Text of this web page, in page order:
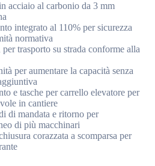
acciaio al carbonio da 3 mm
integrato al 110% per sicurezza
normativa
trasporto su strada conforme alla
per aumentare la capacità senza
e tasche per carrello elevatore per
in cantiere
di mandata e ritorno per
di più macchinari
corazzata a scomparsa per